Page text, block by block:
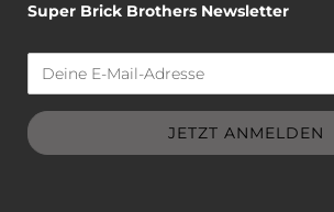
Super Brick Brothers Newsletter